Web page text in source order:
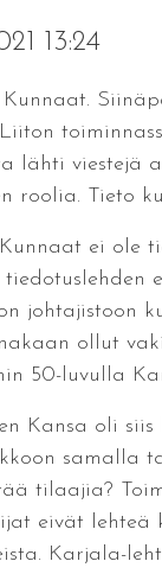
13:24
Kunnaat.
lähti viestejä
roolia. Tieto
ei ole
johtajistoon
ollut
50-luvulla
Kansa oli siis
samalla
tilaajia?
eivät lehteä
Karjala-